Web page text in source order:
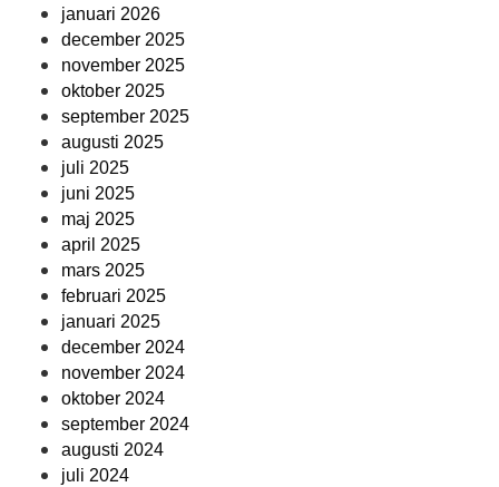
januari 2026
december 2025
november 2025
oktober 2025
september 2025
augusti 2025
juli 2025
juni 2025
maj 2025
april 2025
mars 2025
februari 2025
januari 2025
december 2024
november 2024
oktober 2024
september 2024
augusti 2024
juli 2024